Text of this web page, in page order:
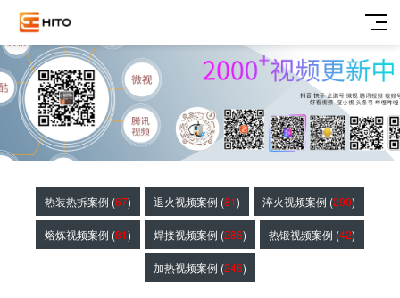
热装热拆案例 (67) 退火视频案例 (81) 淬火视频案例 (290)
熔炼视频案例 (81) 焊接视频案例 (286) 热锻视频案例 (42)
加热视频案例 (246)